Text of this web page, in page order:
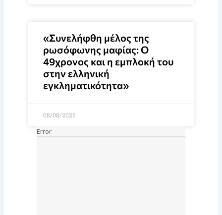
«Συνελήφθη μέλος της
ρωσόφωνης μαφίας: Ο
49χρονος και η εμπλοκή του
στην ελληνική
εγκληματικότητα»
08/08/2026